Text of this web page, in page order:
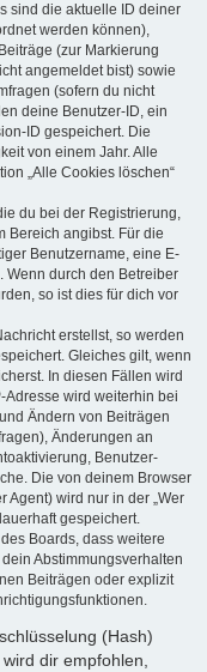
sind die aktuelle ID deiner
werden können),
(zur Markierung
angemeldet bist) sowie
(sofern du nicht
deine Benutzer-ID, ein
ID gespeichert. Die
von einem Jahr. Alle
„Alle Cookies löschen“
du bei der Registrierung,
Bereich angibst. Für die
Benutzername, eine E-
Wenn durch den Betreiber
so ist dies für dich vor
erstellst, so werden
Gleiches gilt, wenn
In diesen Fällen wird
wird weiterhin bei
Ändern von Beiträgen
Änderungen an
Benutzer-
Die von deinem Browser
Agent) wird nur in der „Wer
gespeichert.
Boards, dass weitere
Abstimmungsverhalten
Beiträgen oder explizit
(Hash)
dir empfohlen,